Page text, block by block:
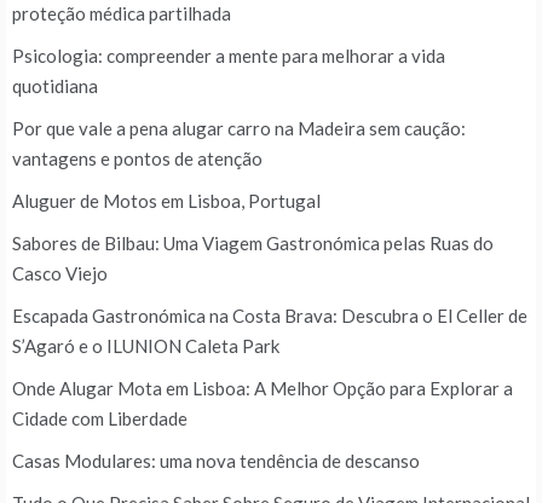
proteção médica partilhada
Psicologia: compreender a mente para melhorar a vida
quotidiana
Por que vale a pena alugar carro na Madeira sem caução:
vantagens e pontos de atenção
Aluguer de Motos em Lisboa, Portugal
Sabores de Bilbau: Uma Viagem Gastronómica pelas Ruas do
Casco Viejo
Escapada Gastronómica na Costa Brava: Descubra o El Celler de
S’Agaró e o ILUNION Caleta Park
Onde Alugar Mota em Lisboa: A Melhor Opção para Explorar a
Cidade com Liberdade
Casas Modulares: uma nova tendência de descanso